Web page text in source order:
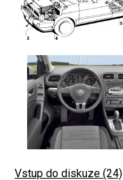
Vstup do diskuze (24)